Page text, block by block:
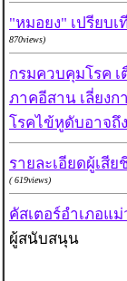
"หมอยง" เปรียบ
870views)
กรมควบคุมโรค
ภาคอีสาน เลี่ยงก
โรคไข้หูดับอาจถึ
รายละเอียดผู้เสี
( 619views)
คัสเตอร์อำเภอแ
ผู้สนับสนุน